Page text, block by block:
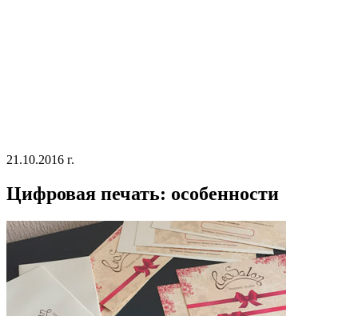
21.10.2016 г.
Цифровая печать: особенности